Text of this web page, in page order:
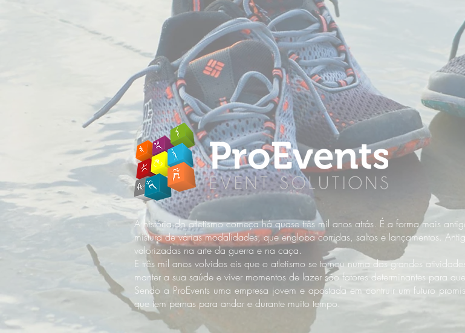
A história do atletismo começa há quase três mil anos atrás. É a forma mais
mistura de várias modalidades, que engloba corridas, saltos e lançamentos.
valorizadas na arte da guerra e na caça.
E três mil anos volvidos eis que o atletismo se tornou numa das grandes
manter a sua saúde e viver momentos de lazer são fatores determinantes para
Sendo a ProEvents uma empresa jovem e apostada em contruir um futuro
que tem pernas para andar e durante muito tempo.